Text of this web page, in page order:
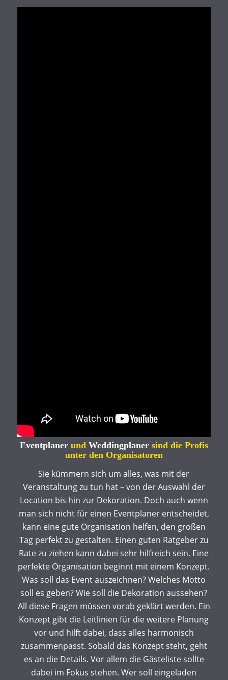
Eventplanerund Weddingplanersind die Profis
unter den Organisatoren
Sie kümmern sich um alles, was mit der
Veranstaltung zu tun hat – von der Auswahl der
Location bis hin zur Dekoration. Doch auch wenn
man sich nicht für einen Eventplaner entscheidet,
kann eine gute Organisation helfen, den großen
Tag perfekt zu gestalten. Einen guten Ratgeber zu
Rate zu ziehen kann dabei sehr hilfreich sein. Eine
perfekte Organisation beginnt mit einem Konzept.
Was soll das Event auszeichnen? Welches Motto
soll es geben? Wie soll die Dekoration aussehen?
All diese Fragen müssen vorab geklärt werden. Ein
Konzept gibt die Leitlinien für die weitere Planung
vor und hilft dabei, dass alles harmonisch
zusammenpasst. Sobald das Konzept steht, geht
es an die Details. Vor allem die Gästeliste sollte
dabei im Fokus stehen. Wer soll eingeladen